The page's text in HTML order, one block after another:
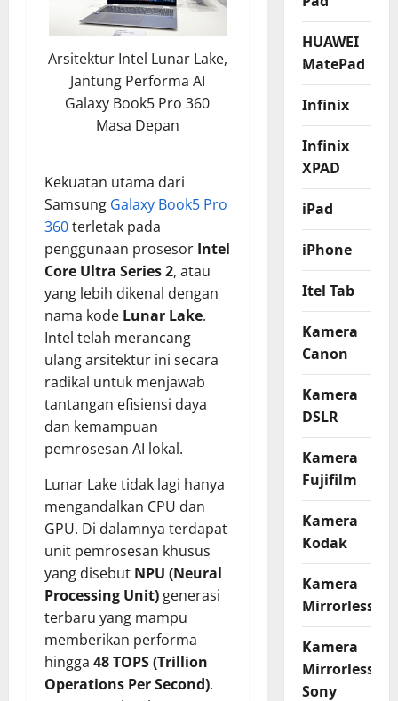
Arsitektur Intel Lunar Lake,
Jantung Performa AI
Galaxy Book5 Pro 360
Masa Depan
Kekuatan utama dari
Samsung Galaxy Book5 Pro
360terletak pada
penggunaan prosesor Intel
Core Ultra Series 2, atau
yang lebih dikenal dengan
nama kode Lunar Lake.
Intel telah merancang
ulang arsitektur ini secara
radikal untuk menjawab
tantangan efisiensi daya
dan kemampuan
pemrosesan AI lokal.
Lunar Lake tidak lagi hanya
mengandalkan CPU dan
GPU. Di dalamnya terdapat
unit pemrosesan khusus
yang disebut NPU (Neural
Processing Unit) generasi
terbaru yang mampu
memberikan performa
hingga 48 TOPS (Trillion
Operations Per Second).
HUAWEI
MatePad
Infinix
Infinix
XPAD
iPad
iPhone
Itel Tab
Kamera
Canon
Kamera
DSLR
Kamera
Fujifilm
Kamera
Kodak
Kamera
Mirrorless
Kamera
Mirrorless
Sony